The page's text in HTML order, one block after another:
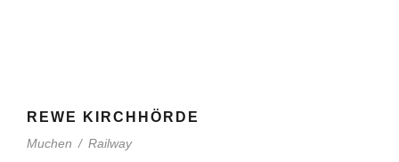
REWE KIRCHHÖRDE
Muchen / Railway